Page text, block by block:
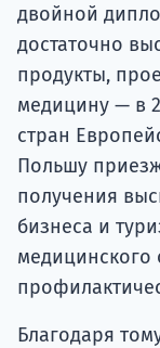
двойной
достаточно
продукты,
медицину — в
стран
Польшу
получения
бизнеса и
медицинского
Благодаря